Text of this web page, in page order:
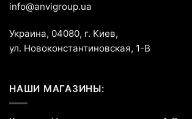
info@anvigroup.ua
Украина, 04080, г. Киев,
ул. Новоконстантиновская, 1-В
НАШИ МАГАЗИНЫ: